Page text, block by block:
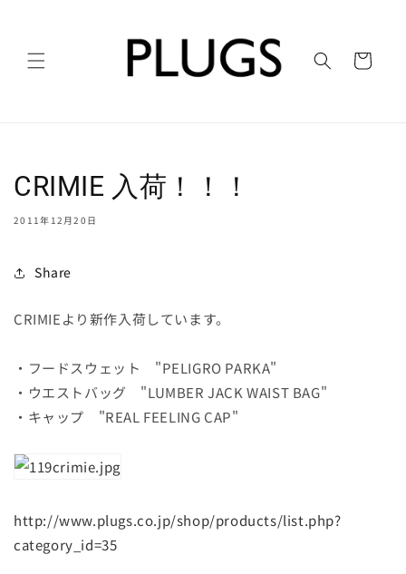
ー
CRIMIE 入荷！！！
2011年12月20日
Share
CRIMIEより新作入荷しています。
・フードスウェット "PELIGRO PARKA"
・ウエストバッグ "LUMBER JACK WAIST BAG"
・キャップ "REAL FEELING CAP"
http://www.plugs.co.jp/shop/products/list.php?
category_id=35